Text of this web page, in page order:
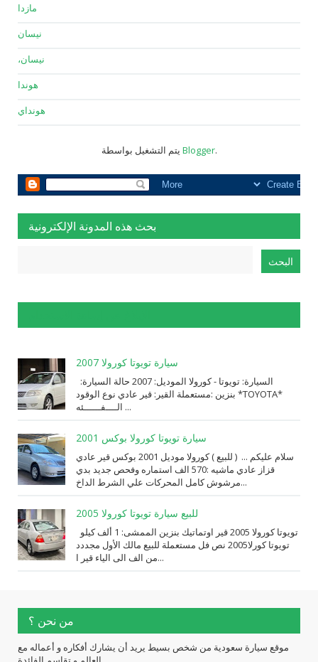
مازدا
نيسان
نيسان،
هوندا
هونداي
Blogger.
بحث هذه المدونة الإلكترونية
سيارة تويوتا كورولا 2007
⁨مستعملة⁩ القير: ⁨قير عادي⁩ نوع الوقود: ⁨بنزين⁩ *TOYOTA*
الــــفــــــئه ...
سيارة تويوتا كورولا بوكس 2001
سلام عليكم ... ( للبيع ) كورولا موديل 2001 بوكس قير عادي
قزاز عادي ماشيه :570 الف استماره وفحص جديد بدي
مرشوش كامل المحركات علي الشرط الداخ...
للبيع سيارة تويوتا كورولا 2005
تويوتا كورلا2005 نص فل مستعملة للبيع مالك الأول مجددد
من الف الى الياء قير ا...
من نحن ؟
موقع سيارة سعودية من شخص بسيط يريد أن يشارك أفكاره و أعماله مع